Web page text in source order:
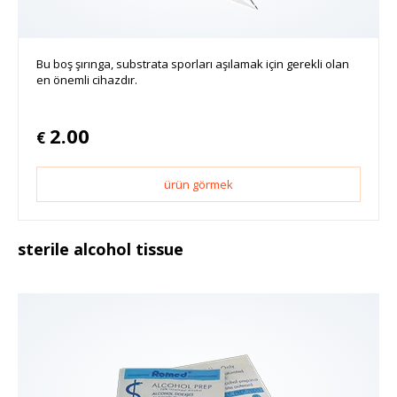
Bu boş şırınga, substrata sporları aşılamak için gerekli olan
en önemli cihazdır.
€ 2.00
ürün görmek
sterile alcohol tissue